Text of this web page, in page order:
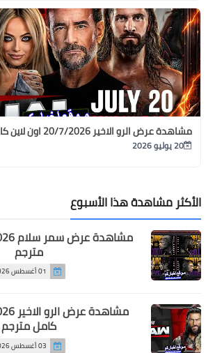
مشاهدة عرض الرو الاخير 20/7/2026 اون لاين كامل مترجم
20 يوليو 2026
الأكثر مشاهدة هذا الأسبوع
مترجم
01 أغسطس 2026
كامل مترجم
03 أغسطس 2026